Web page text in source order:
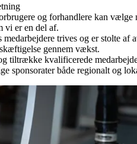
og forhandlere kan vælge
vi er en del af.
trives og er stolte
gennem vækst.
tiltrække kvalificerede
sponsorater både regionalt og